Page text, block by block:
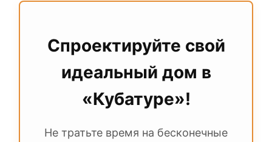
Это особенно важно для шкафов-купе и
встроенных гардеробных.
Спроектируйте свой
идеальный дом в
«Кубатуре»!
Не тратьте время на бесконечные